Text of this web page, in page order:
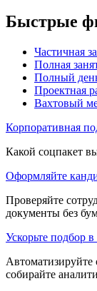
Быстрые
Частичная
Полная
Полный
Проектная
Вахтовый
Корпоративная
Какой соцпакет
Оформляйте
Проверяйте
документы без
Ускорьте подбор
Автоматизируйте
собирайте